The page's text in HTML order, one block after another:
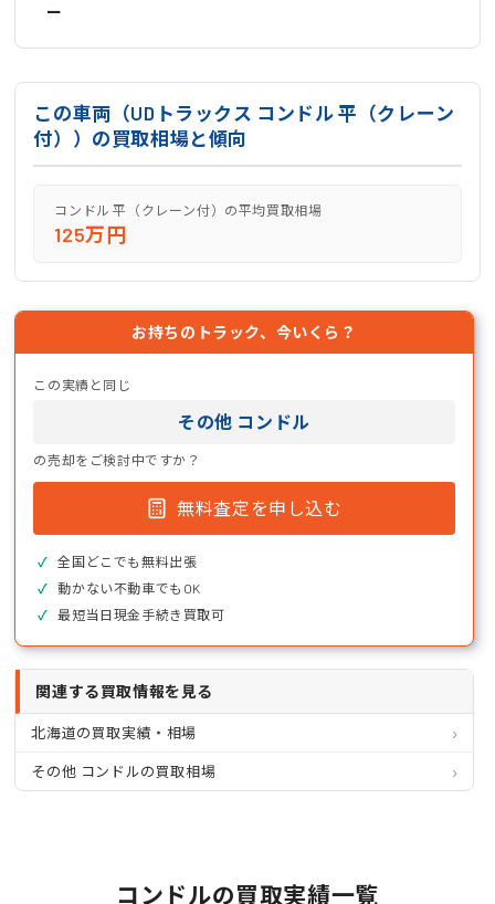
ー
この車両（UDトラックス コンドル 平（クレーン
付））の買取相場と傾向
コンドル 平（クレーン付）の平均買取相場
125万円
お持ちのトラック、今いくら？
この実績と同じ
その他 コンドル
の売却をご検討中ですか？
無料査定を申し込む
全国どこでも無料出張
動かない不動車でもOK
最短当日現金手続き買取可
関連する買取情報を見る
北海道の買取実績・相場
その他 コンドルの買取相場
コンドルの買取実績一覧